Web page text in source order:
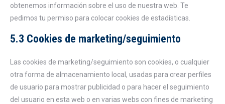
obtenemos información sobre el uso de nuestra web. Te
pedimos tu permiso para colocar cookies de estadísticas.
5.3 Cookies de marketing/seguimiento
Las cookies de marketing/seguimiento son cookies, o cualquier
otra forma de almacenamiento local, usadas para crear perfiles
de usuario para mostrar publicidad o para hacer el seguimiento
del usuario en esta web o en varias webs con fines de marketing